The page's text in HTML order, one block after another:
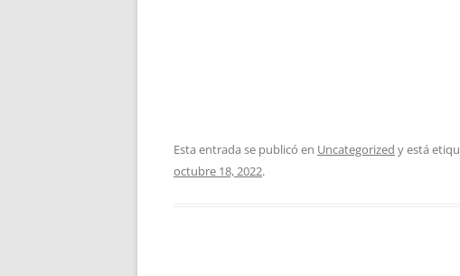
Esta entrada se publicó en Uncategorized y está
octubre 18, 2022.